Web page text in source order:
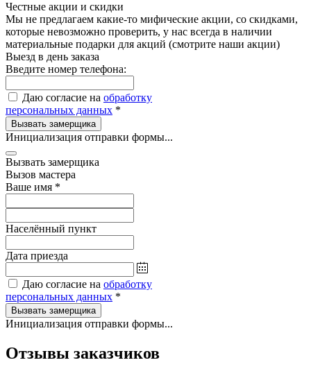
Честные акции и скидки
Мы не предлагаем какие-то мифические акции, со скидками,
которые невозможно проверить, у нас всегда в наличии
материальные подарки для акций (смотрите наши акции)
Выезд в день заказа
Введите номер телефона:
Даю согласие на обработку
персональных данных *
Вызвать замерщика
Инициализация отправки формы...
Вызвать замерщика
Вызов мастера
Ваше имя *
Населённый пункт
Дата приезда
Даю согласие на обработку
персональных данных *
Вызвать замерщика
Инициализация отправки формы...
Отзывы заказчиков